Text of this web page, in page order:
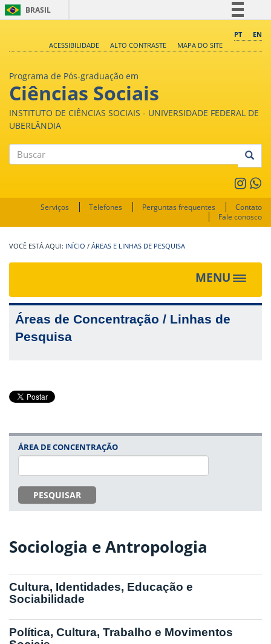
BRASIL
Comunica BR
PT
EN
ACESSIBILIDADE
ALTO CONTRASTE MAPA DO SITE
Programa de Pós-graduação em
Ciências Sociais
INSTITUTO DE CIÊNCIAS SOCIAIS - UNIVERSIDADE FEDERAL DE
UBERLÂNDIA
Serviços Telefones Perguntas frequentes
Contato
Fale conosco
INÍCIO / ÁREAS E LINHAS DE PESQUISA
MENU
Toggle
Áreas de Concentração / Linhas de
Pesquisa
ÁREA DE CONCENTRAÇÃO
PESQUISAR
Sociologia e Antropologia
Cultura, Identidades, Educação e
Sociabilidade
Política, Cultura, Trabalho e Movimentos